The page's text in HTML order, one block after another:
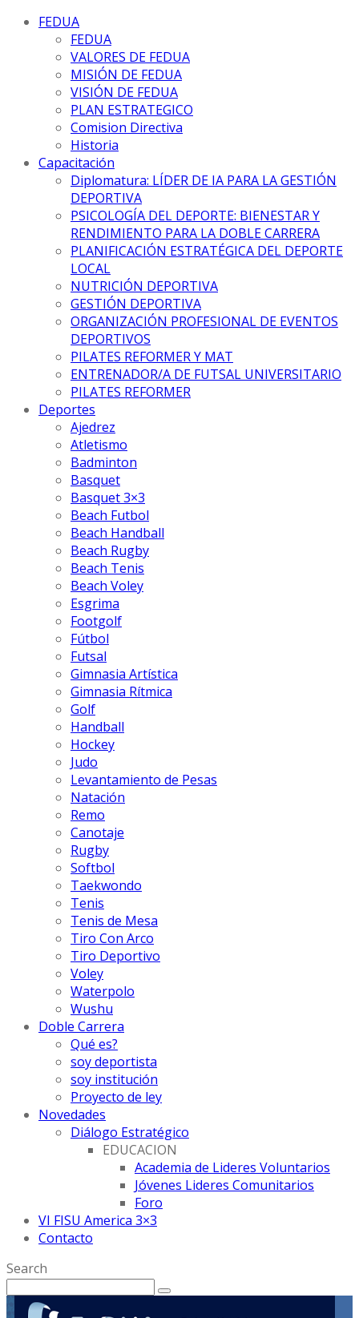
FEDUA
FEDUA
VALORES DE FEDUA
MISIÓN DE FEDUA
VISIÓN DE FEDUA
PLAN ESTRATEGICO
Comision Directiva
Historia
Capacitación
Diplomatura: LÍDER DE IA PARA LA GESTIÓN
DEPORTIVA
PSICOLOGÍA DEL DEPORTE: BIENESTAR Y
RENDIMIENTO PARA LA DOBLE CARRERA
PLANIFICACIÓN ESTRATÉGICA DEL DEPORTE
LOCAL
NUTRICIÓN DEPORTIVA
GESTIÓN DEPORTIVA
ORGANIZACIÓN PROFESIONAL DE EVENTOS
DEPORTIVOS
PILATES REFORMER Y MAT
ENTRENADOR/A DE FUTSAL UNIVERSITARIO
PILATES REFORMER
Deportes
Ajedrez
Atletismo
Badminton
Basquet
Basquet 3×3
Beach Futbol
Beach Handball
Beach Rugby
Beach Tenis
Beach Voley
Esgrima
Footgolf
Fútbol
Futsal
Gimnasia Artística
Gimnasia Rítmica
Golf
Handball
Hockey
Judo
Levantamiento de Pesas
Natación
Remo
Canotaje
Rugby
Softbol
Taekwondo
Tenis
Tenis de Mesa
Tiro Con Arco
Tiro Deportivo
Voley
Waterpolo
Wushu
Doble Carrera
Qué es?
soy deportista
soy institución
Proyecto de ley
Novedades
Diálogo Estratégico
EDUCACION
Academia de Lideres Voluntarios
Jóvenes Lideres Comunitarios
Foro
VI FISU America 3×3
Contacto
Search